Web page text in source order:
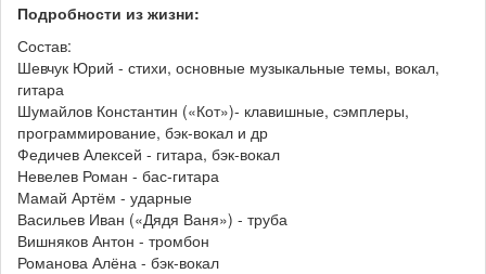
Подробности из жизни:
Состав:
Шевчук Юрий - стихи, основные музыкальные темы, вокал,
гитара
Шумайлов Константин («Кот»)- клавишные, сэмплеры,
программирование, бэк-вокал и др
Федичев Алексей - гитара, бэк-вокал
Невелев Роман - бас-гитара
Мамай Артём - ударные
Васильев Иван («Дядя Ваня») - труба
Вишняков Антон - тромбон
Романова Алёна - бэк-вокал